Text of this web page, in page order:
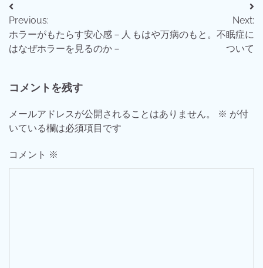
投
稿
ナ
ゲ
ー
シ
ョ
Previous:
ホラーがもたらす安心感－人
はなぜホラーを見るのか－
Next:
もはや万病のもと。不眠症に
ついて
コメントを残す
メールアドレスが公開されることはありません。 ※ が付
いている欄は必須項目です
コメント ※